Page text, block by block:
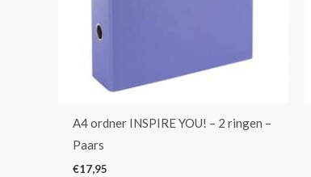
A4 ordner INSPIRE YOU! – 2 ringen –
Paars
€17,95